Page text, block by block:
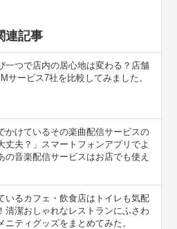
連記事
一つで店内の居心地は変わる？店舗
サービス7社を比較してみました。
かけているその楽曲配信サービスの
丈夫？」スマートフォンアプリでよ
の音楽配信サービスはお店でも使え
いるカフェ・飲食店はトイレも気配
清潔おしゃれなレストランにふさわ
ニティグッズをまとめてみた。